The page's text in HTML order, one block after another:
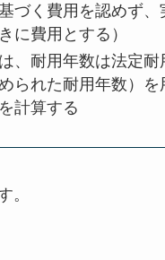
づく費用を認めず、
に費用とする）
、 耐用年数は法定耐
られた耐用年数）を
計算する
。